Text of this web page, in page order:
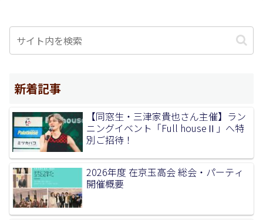
新着記事
【同窓生・三津家貴也さん主催】ラン
ニングイベント「Full houseⅡ」へ特
別ご招待！
2026年度 在京玉高会 総会・パーティ
開催概要